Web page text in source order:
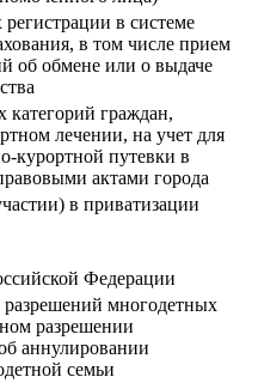
в системе
в том числе прием
об обмене или о выдаче
категорий граждан,
лечении, на учет для
курортной путевки в
актами города
в приватизации
Федерации
разрешений многодетных
разрешении
аннулировании
семьи